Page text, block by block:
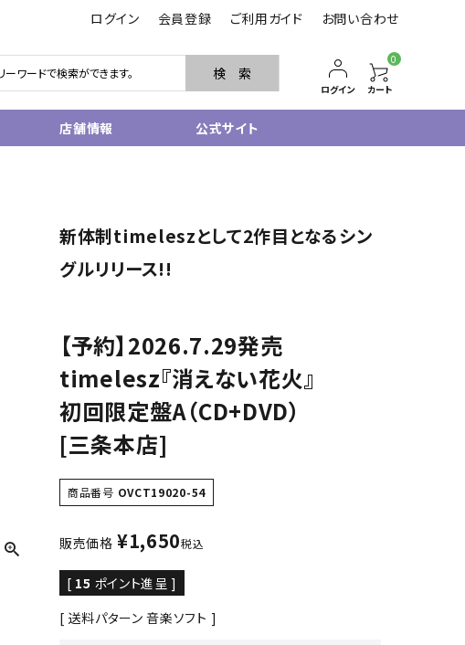
ログイン 会員登録 ご利用ガイド お問い合わせ
検 索
ログイン
0
カート
トランペット
フルート・ピッコロ
クラリネット
中古管楽器
管楽器小物
CD、映像ソフト等
楽譜
店舗情報 公式サイト
新体制timeleszとして2作目となるシン
グルリリース!!
【予約】2026.7.29発売
timelesz『消えない花火』
初回限定盤A（CD+DVD）
[三条本店]
商品番号 OVCT19020-54
販売価格 ¥1,650税込
[ 15 ポイント進呈 ]
送料パターン 音楽ソフト